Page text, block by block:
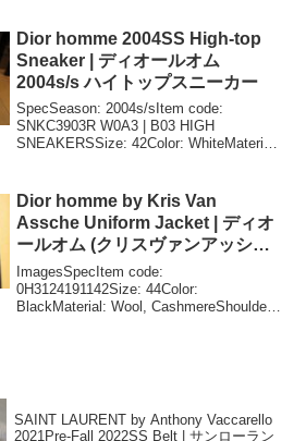
Dior homme 2004SS High-top
Sneaker | ディオールオム
2004s/s ハイトップスニーカー
SpecSeason: 2004s/sItem code:
SNKC3903R W0A3 | B03 HIGH
SNEAKERSSize: 42Color: WhiteMaterial:
Dior homme by Kris Van
Assche Uniform Jacket | ディオ
ールオム (クリスヴァンアッシュ
期) ユニフォーム風ジャケット
ImagesSpecItem code:
0H3124191142Size: 44Color:
BlackMaterial: Wool, CashmereShoulder
SAINT LAURENT by Anthony Vaccarello
2021Pre-Fall 2022SS Belt | サンローラン